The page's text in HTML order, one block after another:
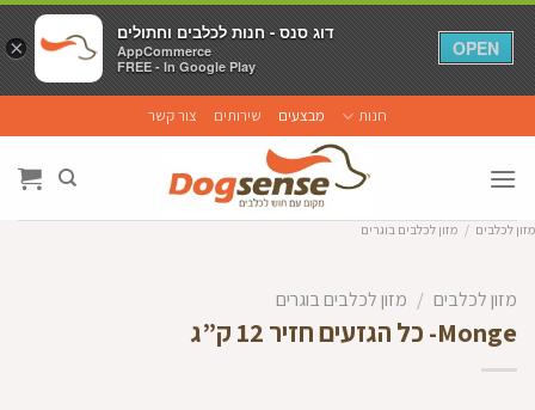
to
content
חנות מבצעים שירותים צור קשר
מזון לכלבים / מזון לכלבים בוגרים
מזון לכלבים / מזון לכלבים בוגרים
Monge- כל הגזעים חזיר 12 ק”ג
×
דוג סנס - חנות לכלבים וחתולים
AppCommerce
FREE - In Google Play
OPEN
×
דוג סנס - חנות לכלבים וחתולים
AppCommerce
FREE - In Google Play
OPEN